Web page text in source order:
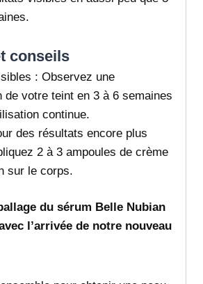
conseils
: Observez une
de votre teint en 3 à 6 semaines
continue.
des résultats encore plus
2 à 3 ampoules de crème
sur le corps.
du sérum Belle Nubian
l’arrivée de notre nouveau